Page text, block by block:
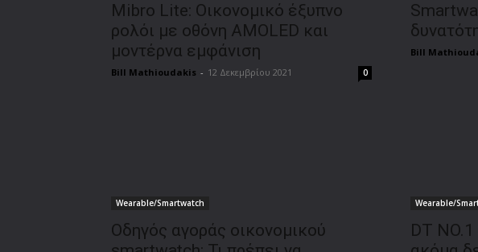
Mibro Lite: Οικονομικό έξυπνο
ρολόι με οθόνη AMOLED και
μοντέρνα εμφάνιση
Bill Mathioudakis - 12 Δεκεμβρίου 2021 0
Bill
Wearable/Smartwatch
Οδηγός αγοράς οικονομικού
Wearable/
DT